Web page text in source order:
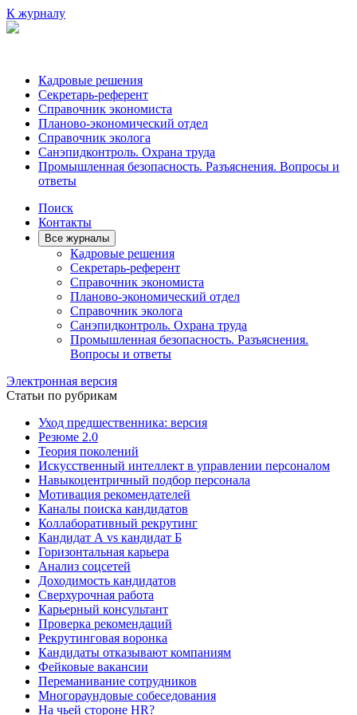
К журналу
Кадровые решения
Секретарь-референт
Справочник экономиста
Планово-экономический отдел
Справочник эколога
Санэпидконтроль. Охрана труда
Промышленная безопасность. Разъяснения. Вопросы и
ответы
Поиск
Контакты
Все журналы
Кадровые решения
Секретарь-референт
Справочник экономиста
Планово-экономический отдел
Справочник эколога
Санэпидконтроль. Охрана труда
Промышленная безопасность. Разъяснения.
Вопросы и ответы
Электронная версия
Статьи по рубрикам
Уход предшественника: версия
Резюме 2.0
Теория поколений
Искусственный интеллект в управлении персоналом
Навыкоцентричный подбор персонала
Мотивация рекомендателей
Каналы поиска кандидатов
Коллаборативный рекрутинг
Кандидат А vs кандидат Б
Горизонтальная карьера
Анализ соцсетей
Доходимость кандидатов
Сверхурочная работа
Карьерный консультант
Проверка рекомендаций
Рекрутинговая воронка
Кандидаты отказывают компаниям
Фейковые вакансии
Переманивание сотрудников
Многораундовые собеседования
На чьей стороне HR?